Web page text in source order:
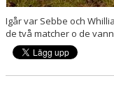
Igår var Sebbe och
de två matcher o de